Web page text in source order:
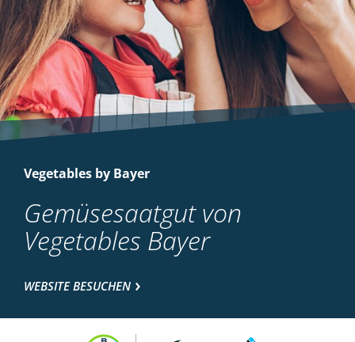
Vegetables by Bayer
Gemüsesaatgut von
Vegetables Bayer
WEBSITE BESUCHEN